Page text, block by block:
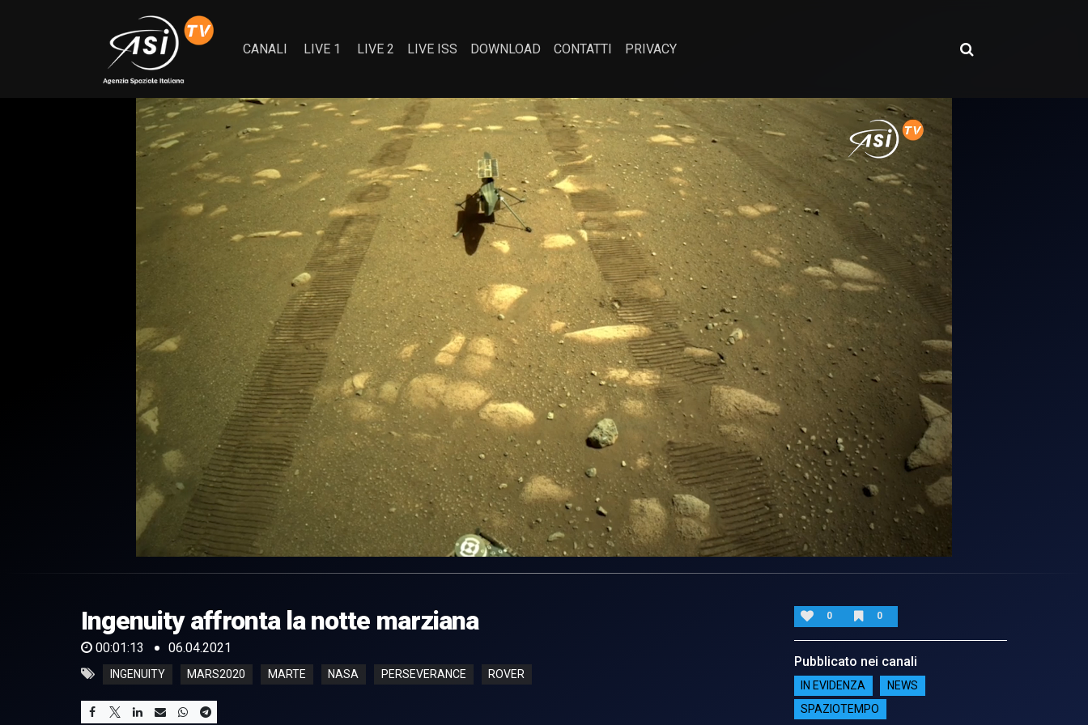
CANALI LIVE 1 LIVE 2 LIVE ISS DOWNLOAD CONTATTI PRIVACY
of
13
seconds Volume
0%
Ingenuity affronta la notte marziana
00:01:13 06.04.2021
INGENUITY MARS2020 MARTE NASA PERSEVERANCE ROVER
0 0
Pubblicato nei canali
IN EVIDENZA
NEWS
SPAZIOTEMPO